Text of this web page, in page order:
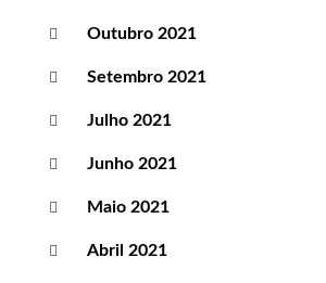
Outubro 2021
Setembro 2021
Julho 2021
Junho 2021
Maio 2021
Abril 2021